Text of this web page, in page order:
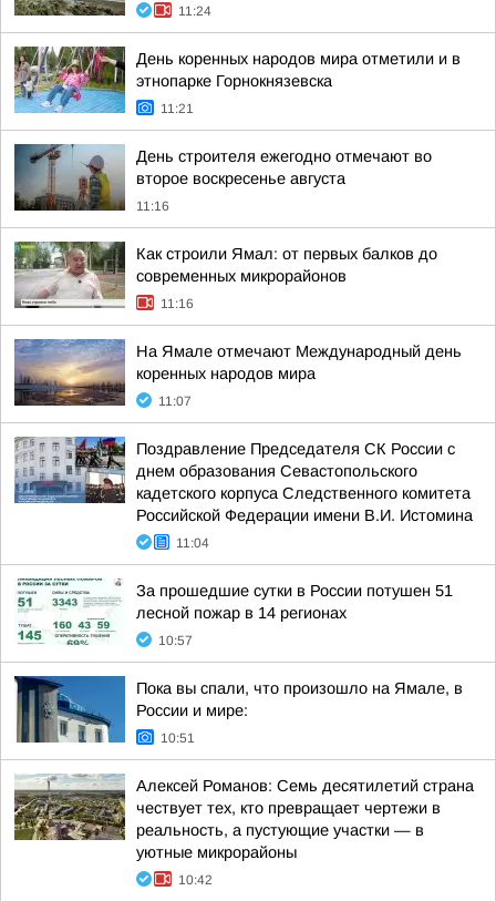
11:24
День коренных народов мира отметили и в
этнопарке Горнокнязевска
11:21
День строителя ежегодно отмечают во
второе воскресенье августа
11:16
Как строили Ямал: от первых балков до
современных микрорайонов
11:16
На Ямале отмечают Международный день
коренных народов мира
11:07
Поздравление Председателя СК России с
днем образования Севастопольского
кадетского корпуса Следственного комитета
Российской Федерации имени В.И. Истомина
11:04
За прошедшие сутки в России потушен 51
лесной пожар в 14 регионах
10:57
Пока вы спали, что произошло на Ямале, в
России и мире:
10:51
Алексей Романов: Семь десятилетий страна
чествует тех, кто превращает чертежи в
реальность, а пустующие участки — в
уютные микрорайоны
10:42